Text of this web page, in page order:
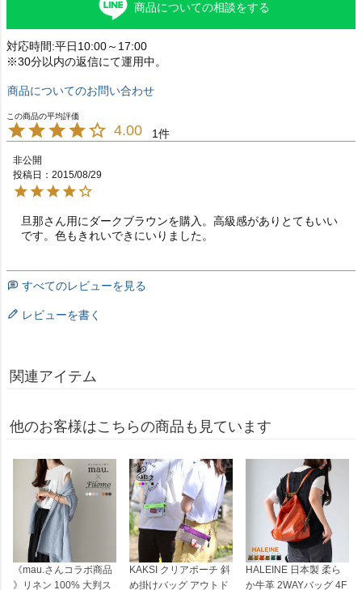
商品についての相談をする
対応時間:平日10:00～17:00
※30分以内の返信にて運用中。
商品についてのお問い合わせ
4.00 1
非公開
投稿日
2015/08/29
旦那さん用にダークブラウンを購入。高級感がありとてもいい
です。色もきれいできにいりました。
すべてのレビューを見る
レビューを書く
関連アイテム
他のお客様はこちらの商品も見ています
《mau.さんコラボ商品
》リネン 100% 大判ス
KAKSI クリアポーチ 斜
め掛けバッグ アウトド
HALEINE 日本製 柔ら
か牛革 2WAYバッグ 4F